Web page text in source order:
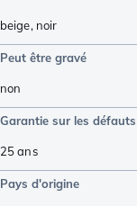
beige, noir
Peut être gravé
non
Garantie sur les
25 ans
Pays d'origine